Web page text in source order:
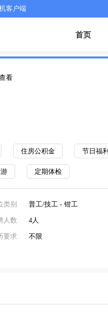
客户端
首页
看
住房公积金 节日福利
定期体检
类别 普工/技工 - 钳工
人数 4人
要求 不限